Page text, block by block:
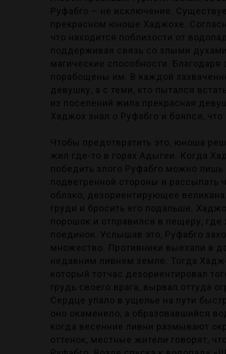
Руфабго – не исключение.
прекрасном юноше Хаджохе.
что находится поблизости от
поддерживая связь со злыми
магические способности.
порабощены им. В каждой
девушку, а с теми, кто пытался
из поселений жила прекрасная
Хаджох знал о Руфабго и боялся,
Чтобы предотвратить это, юноша
жил где-то в горах Адыгеи. Когда
победить злого Руфабго можно
подветренной стороны и рассыпать
облако, дезориентирующее
груди и бросить его подальше.
порошок и отправился в пещеру,
поединок. Услышав это, Руфабго
множество. Противники выехали в
недавним ливнем земле. Тогда
который тотчас дезориентировал
грудь своего врага, вырвал оттуда
Сердце упало в ущелье на пути
оно окаменело, а образовавшийся
когда весенние ливни размывают
оттенок, местные жители говорят,